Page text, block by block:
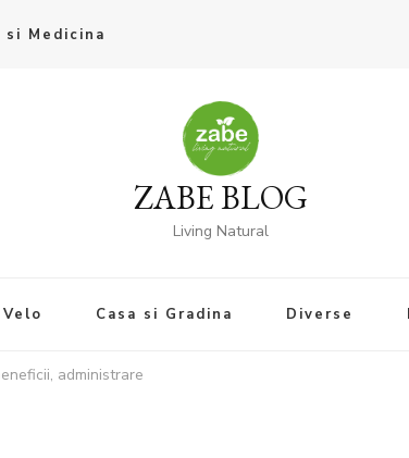
Medicina
ZABE BLOG
Living Natural
Casa si Gradina Diverse
administrare